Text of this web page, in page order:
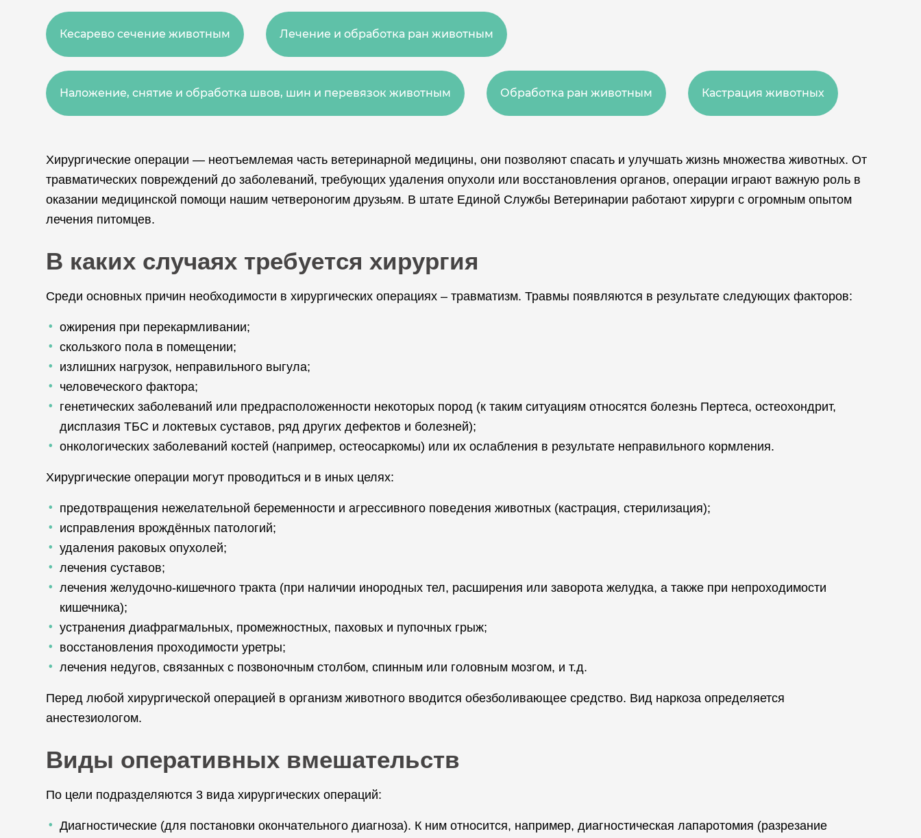
Кесарево сечение животным Лечение и обработка ран животным
Наложение, снятие и обработка швов, шин и перевязок животным Обработка ран животным Кастрация животных
Хирургические операции — неотъемлемая часть ветеринарной медицины, они позволяют спасать и улучшать жизнь множества животных. От
травматических повреждений до заболеваний, требующих удаления опухоли или восстановления органов, операции играют важную роль в
оказании медицинской помощи нашим четвероногим друзьям. В штате Единой Службы Ветеринарии работают хирурги с огромным опытом
лечения питомцев.
В каких случаях требуется хирургия
Среди основных причин необходимости в хирургических операциях – травматизм. Травмы появляются в результате следующих факторов:
ожирения при перекармливании;
скользкого пола в помещении;
излишних нагрузок, неправильного выгула;
человеческого фактора;
генетических заболеваний или предрасположенности некоторых пород (к таким ситуациям относятся болезнь Пертеса, остеохондрит,
дисплазия ТБС и локтевых суставов, ряд других дефектов и болезней);
онкологических заболеваний костей (например, остеосаркомы) или их ослабления в результате неправильного кормления.
Хирургические операции могут проводиться и в иных целях:
предотвращения нежелательной беременности и агрессивного поведения животных (кастрация, стерилизация);
исправления врождённых патологий;
удаления раковых опухолей;
лечения суставов;
лечения желудочно-кишечного тракта (при наличии инородных тел, расширения или заворота желудка, а также при непроходимости
кишечника);
устранения диафрагмальных, промежностных, паховых и пупочных грыж;
восстановления проходимости уретры;
лечения недугов, связанных с позвоночным столбом, спинным или головным мозгом, и т.д.
Перед любой хирургической операцией в организм животного вводится обезболивающее средство. Вид наркоза определяется
анестезиологом.
Виды оперативных вмешательств
По цели подразделяются 3 вида хирургических операций:
Диагностические (для постановки окончательного диагноза). К ним относится, например, диагностическая лапаротомия (разрезание